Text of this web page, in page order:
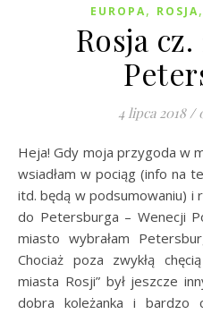
EUROPA, ROSJA,
Rosja
4 lipca 2018 /
Heja! Gdy moja przygoda w mieście Putina dobiegła końca,
wsiadłam w pociąg (info na
itd. będą w podsumowaniu) i
do Petersburga – Wenecji
miasto wybrałam
Chociaż poza zwykłą
miasta Rosji” był jeszcze
dobra koleżanka i bardzo